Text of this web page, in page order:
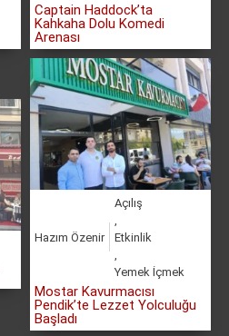
Captain Haddock’ta
Kahkaha Dolu Komedi
Arenası
Hazım Özenir
Açılış
Etkinlik
Yemek İçmek
Mostar Kavurmacısı
Pendik’te Lezzet Yolculuğu
Başladı